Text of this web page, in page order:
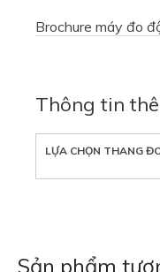
Brochure máy đo
Thông tin
LỰA CHỌN THANG
Sản phẩm